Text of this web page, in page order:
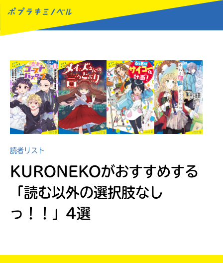
読者リスト
KURONEKOがおすすめする
「読む以外の選択肢なし
っ！！」4選